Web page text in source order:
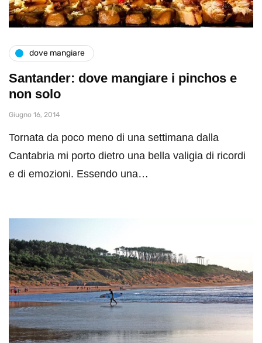
dove mangiare
Santander: dove mangiare i pinchos e
non solo
Giugno 16, 2014
Tornata da poco meno di una settimana dalla
Cantabria mi porto dietro una bella valigia di ricordi
e di emozioni. Essendo una…